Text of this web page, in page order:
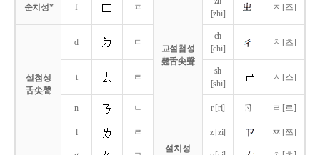
순치성* f ㅍ
교설첨성
翹舌尖聲
[zhi]
ㅈ [즈]
설첨성
舌尖聲
d ㄷ
ch
[chi]
ㅊ [츠]
t ㅌ
sh
[shi]
ㅅ [스]
n ㄴ r [ri] ㄖ ㄹ [르]
l
ㄹ
설치성
z [zi] ㅉ [쯔]